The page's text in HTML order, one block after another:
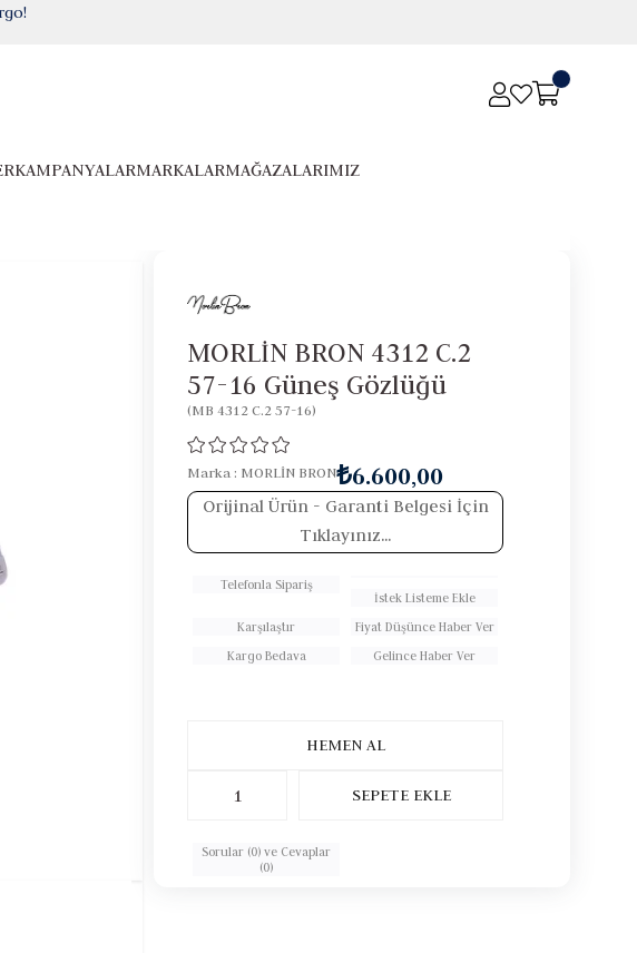
KAMPANYALARMARKALARMAĞAZALARIMIZ
MORLİN BRON 4312 C.2
57-16 Güneş Gözlüğü
(MB 4312 C.2 57-16)
Marka : MORLİN BRON₺6.600,00
Orijinal Ürün - Garanti Belgesi İçin
Tıklayınız...
Telefonla Sipariş
İstek Listeme Ekle
Karşılaştır
Fiyat Düşünce Haber Ver
Kargo Bedava
Gelince Haber Ver
Sorular (0) ve Cevaplar
(0)